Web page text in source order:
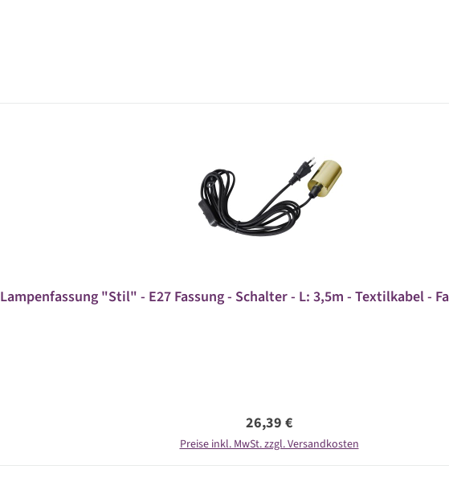
Lampenfassung "Stil" - E27 Fassung - Schalter - L: 3,5m - Textilkabel -
Regulärer Preis:
26,39 €
Preise inkl. MwSt. zzgl. Versandkosten